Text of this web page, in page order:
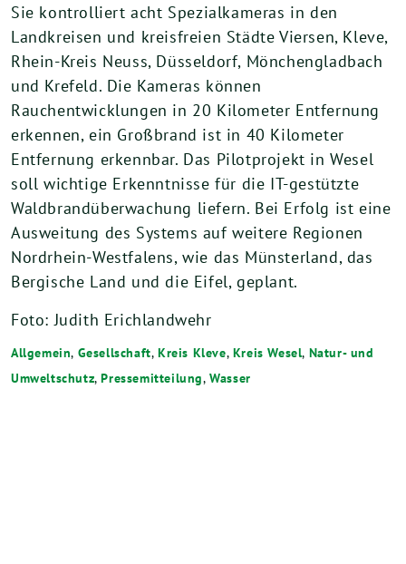
Sie kontrolliert acht Spezialkameras in den
Landkreisen und kreisfreien Städte Viersen, Kleve,
Rhein-Kreis Neuss, Düsseldorf, Mönchengladbach
und Krefeld. Die Kameras können
Rauchentwicklungen in 20 Kilometer Entfernung
erkennen, ein Großbrand ist in 40 Kilometer
Entfernung erkennbar. Das Pilotprojekt in Wesel
soll wichtige Erkenntnisse für die IT-gestützte
Waldbrandüberwachung liefern. Bei Erfolg ist eine
Ausweitung des Systems auf weitere Regionen
Nordrhein-Westfalens, wie das Münsterland, das
Bergische Land und die Eifel, geplant.
Foto: Judith Erichlandwehr
Allgemein, Gesellschaft,Kreis Kleve, Kreis Wesel, Natur- und
Umweltschutz,Pressemitteilung,Wasser